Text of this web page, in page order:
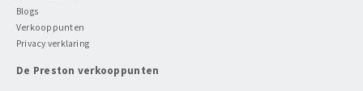
Blogs
Verkooppunten
Privacy verklaring
De Preston verkooppunten